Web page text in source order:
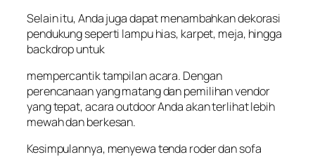
Selain itu, Anda juga dapat menambahkan dekorasi
pendukung seperti lampu hias, karpet, meja, hingga
backdrop untuk
mempercantik tampilan acara. Dengan
perencanaan yang matang dan pemilihan vendor
yang tepat, acara outdoor Anda akan terlihat lebih
mewah dan berkesan.
Kesimpulannya, menyewa tenda roder dan sofa